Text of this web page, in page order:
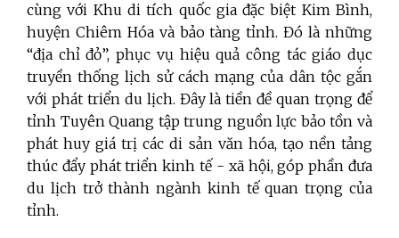
cùng với Khu di tích quốc gia đặc biệt Kim Bình,
huyện Chiêm Hóa và bảo tàng tỉnh. Đó là những
“địa chỉ đỏ”, phục vụ hiệu quả công tác giáo dục
truyền thống lịch sử cách mạng của dân tộc gắn
với phát triển du lịch. Đây là tiền đề quan trọng để
tỉnh Tuyên Quang tập trung nguồn lực bảo tồn và
phát huy giá trị các di sản văn hóa, tạo nền tảng
thúc đẩy phát triển kinh tế - xã hội, góp phần đưa
du lịch trở thành ngành kinh tế quan trọng của
tỉnh.